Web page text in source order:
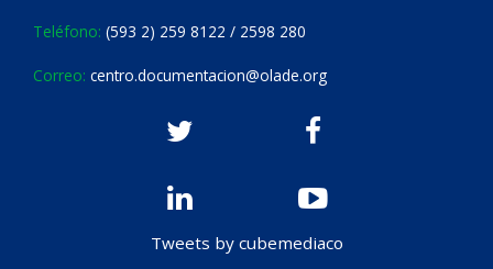
Teléfono: (593 2) 259 8122 / 2598 280
Correo: centro.documentacion@olade.org
Tweets by cubemediaco